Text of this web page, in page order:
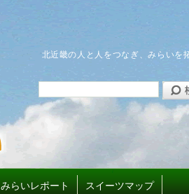
北近畿の人と人をつなぎ、みらいを
みらいレポート スイーツマップ